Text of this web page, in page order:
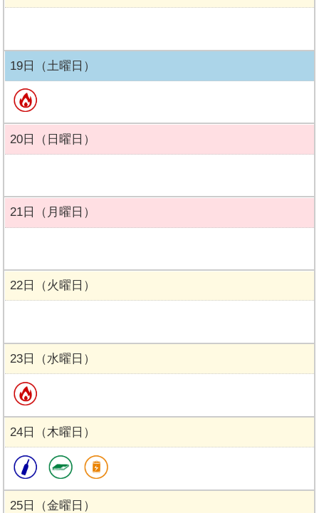
19日（土曜日）
20日（日曜日）
21日（月曜日）
22日（火曜日）
23日（水曜日）
24日（木曜日）
25日（金曜日）